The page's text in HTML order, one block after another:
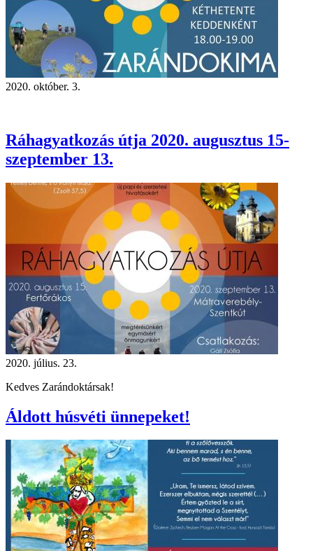
2020. október. 3.
Ráhagyatkozás útja 2020. augusztus 15-
szeptember 13.
2020. július. 23.
Kedves Zarándoktársak!
Áldott húsvéti ünnepeket!